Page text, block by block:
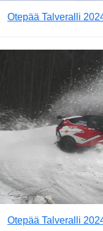
Otepää Talveralli
Otepää Talveralli